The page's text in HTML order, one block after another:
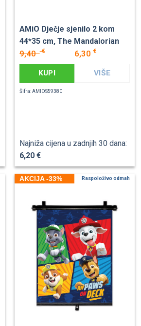
AMiO Dječje sjenilo 2 kom
44*35 cm, The Mandalorian
9,40€ 6,30 €
KUPI VIŠE
Šifra: AMIOS59380
Najniža cijena u zadnjih 30 dana:
6,20 €
AKCIJA -33% Raspoloživo odmah